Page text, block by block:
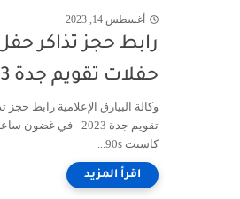
أغسطس 14, 2023
حفلات تقويم جدة 2023
تقويم جدة 2023 - في
كاسيت 90s...